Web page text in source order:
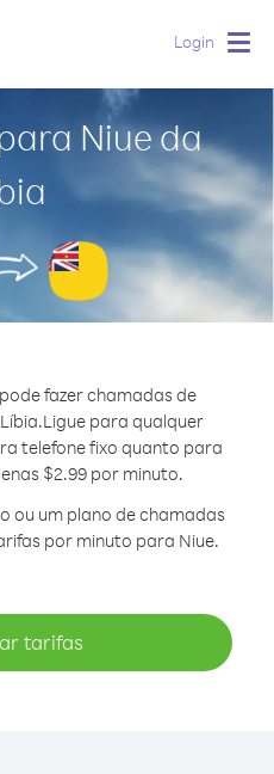
Login
Niue da
fazer chamadas de
Ligue para qualquer
telefone fixo quanto para
$2.99 por minuto.
ou um plano de chamadas
por minuto para Niue.
tarifas